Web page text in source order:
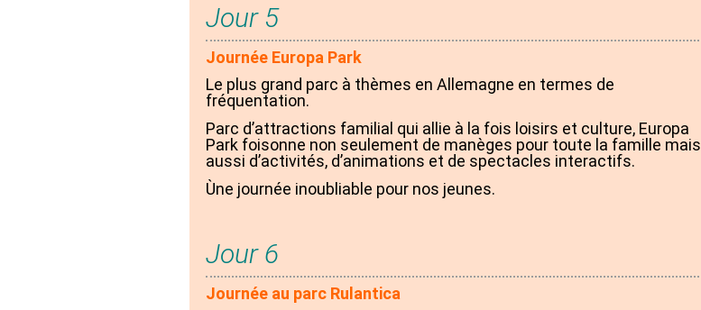
Jour 5
Journée Europa Park
Le plus grand parc à thèmes en Allemagne en termes de
fréquentation.
Parc d’attractions familial qui allie à la fois loisirs et culture, Europa
Park foisonne non seulement de manèges pour toute la famille mais
aussi d’activités, d’animations et de spectacles interactifs.
Ùne journée inoubliable pour nos jeunes.
Jour 6
Journée au parc Rulantica